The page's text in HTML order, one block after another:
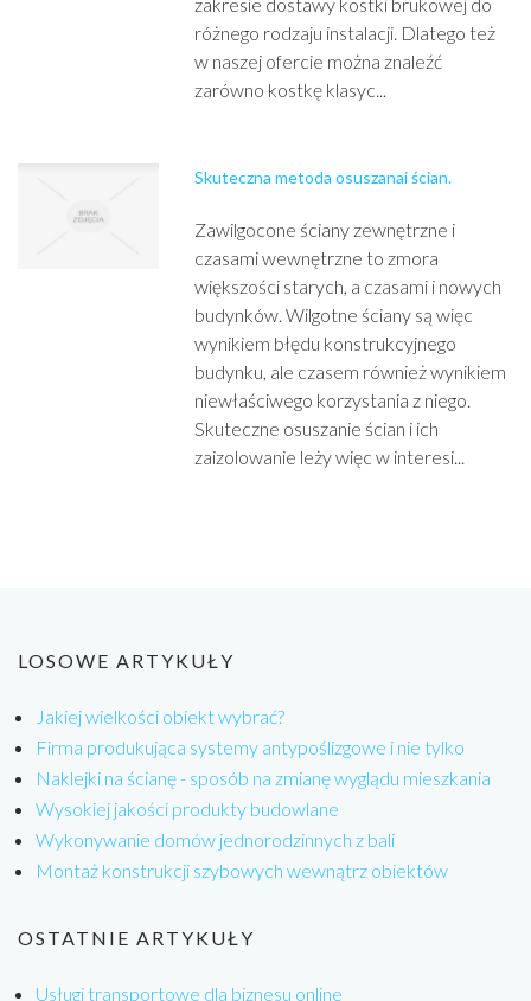
różnego rodzaju instalacji. Dlatego też
w naszej ofercie można znaleźć
zarówno kostkę klasyc...
Skuteczna metoda osuszanai ścian.
Zawilgocone ściany zewnętrzne i
czasami wewnętrzne to zmora
większości starych, a czasami i nowych
budynków. Wilgotne ściany są więc
wynikiem błędu konstrukcyjnego
budynku, ale czasem również wynikiem
niewłaściwego korzystania z niego.
Skuteczne osuszanie ścian i ich
zaizolowanie leży więc w interesi...
LOSOWE ARTYKUŁY
Jakiej wielkości obiekt wybrać?
Firma produkująca systemy antypoślizgowe i nie tylko
Naklejki na ścianę - sposób na zmianę wyglądu mieszkania
Wysokiej jakości produkty budowlane
Wykonywanie domów jednorodzinnych z bali
Montaż konstrukcji szybowych wewnątrz obiektów
OSTATNIE ARTYKUŁY
Usługi transportowe dla biznesu online